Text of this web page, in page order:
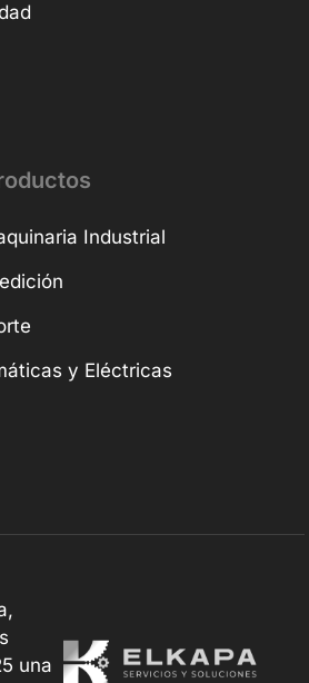
Industrial
y Eléctricas
una